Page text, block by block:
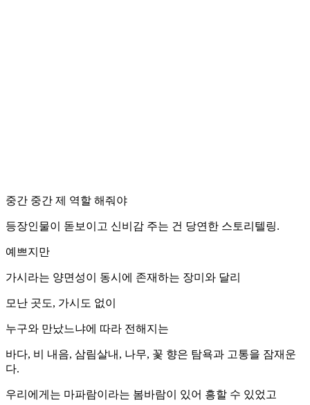
중간 중간 제 역할 해줘야
등장인물이 돋보이고 신비감 주는 건 당연한 스토리텔링.
예쁘지만
가시라는 양면성이 동시에 존재하는 장미와 달리
모난 곳도, 가시도 없이
누구와 만났느냐에 따라 전해지는
바다, 비 내음, 삼림살내, 나무, 꽃 향은 탐욕과 고통을 잠재운
다.
우리에게는 마파람이라는 봄바람이 있어 흥할 수 있었고